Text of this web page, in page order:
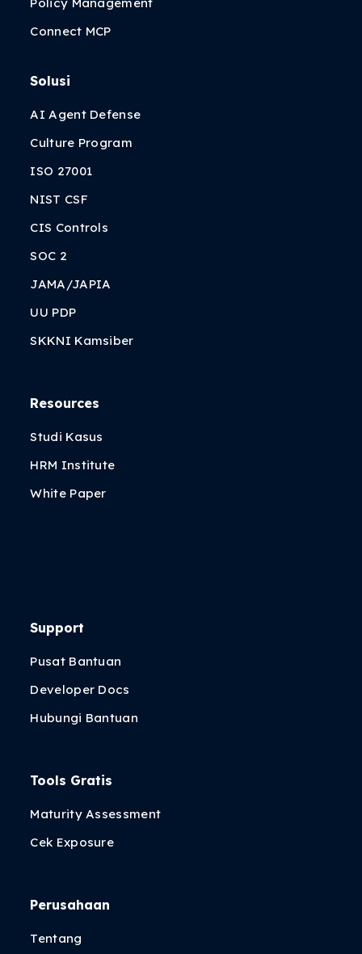
Connect MCP
Solusi
AI Agent Defense
Culture Program
ISO 27001
NIST CSF
CIS Controls
SOC 2
JAMA/JAPIA
UU PDP
SKKNI Kamsiber
Resources
Studi Kasus
HRM Institute
White Paper
Support
Pusat Bantuan
Developer Docs
Hubungi Bantuan
Tools Gratis
Maturity Assessment
Cek Exposure
Perusahaan
Tentang